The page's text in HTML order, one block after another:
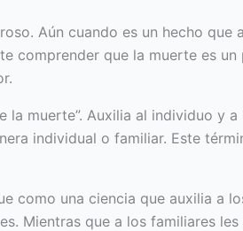
Aún cuando es un hecho que
comprender que la muerte es
muerte”. Auxilia al individuo y
individual o familiar. Este
como una ciencia que auxilia a
Mientras que a los familiares